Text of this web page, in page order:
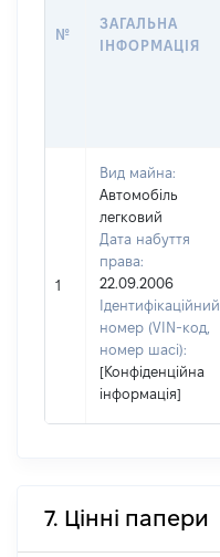
№
ЗАГАЛЬНА
ІНФОРМАЦІЯ
1
Вид майна:
Автомобіль
легковий
Дата набуття
права:
22.09.2006
Ідентифікаційний
номер (VIN-код,
номер шасі):
[Конфіденційна
інформація]
7. Цінні папери